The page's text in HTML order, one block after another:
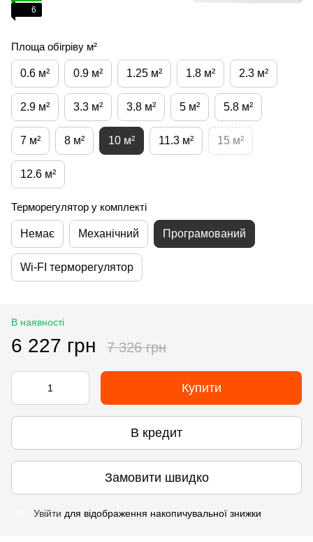
6
Площа обігріву м²
0.6 м² 0.9 м² 1.25 м² 1.8 м² 2.3 м²
2.9 м² 3.3 м² 3.8 м² 5 м² 5.8 м²
7 м² 8 м² 10 м² 11.3 м² 15 м²
12.6 м²
Терморегулятор у комплекті
Немає Механічний Програмований
Wi-FI терморегулятор
В наявності
6 227 грн 7 326 грн
Купити
В кредит
Замовити швидко
Увійти для відображення накопичувальної знижки